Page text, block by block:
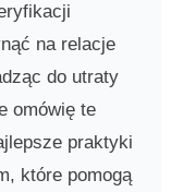
na relacje
do utraty
omówię te
praktyki
które pomogą